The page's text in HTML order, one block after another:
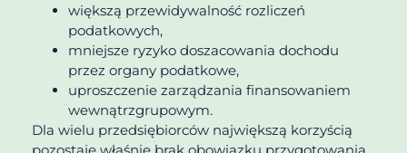
większą przewidywalność rozliczeń
podatkowych,
mniejsze ryzyko doszacowania dochodu
przez organy podatkowe,
uproszczenie zarządzania finansowaniem
wewnątrzgrupowym.
Dla wielu przedsiębiorców największą korzyścią